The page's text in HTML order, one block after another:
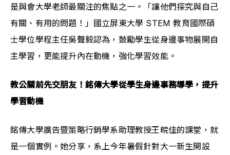
是與會大學老師最關注的焦點之一。「讓他們探究與自己
有關、有用的問題！」國立屏東大學 STEM 教育國際碩
士學位學程主任吳聲毅認為，鼓勵學生從身邊事物展開自
主學習，更能提升內在動機，強化學習效能。
教公關前先交朋友！銘傳大學從學生身邊事務導學，提升
學習動機
銘傳大學廣告暨策略行銷學系助理教授王皖佳的課堂，就
是一個實例。她分享，系上今年暑假針對大一新生開設